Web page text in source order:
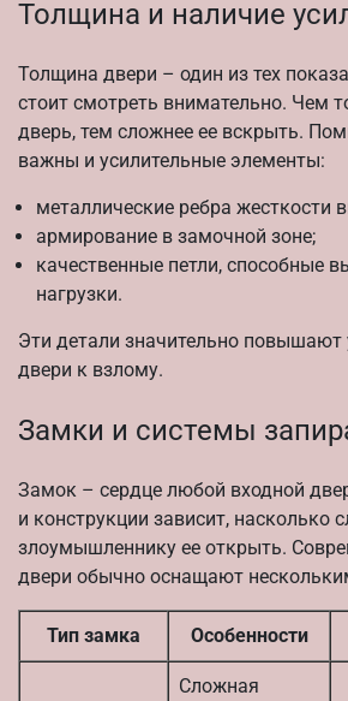
Толщина и наличие
Толщина двери – один из тех
стоит смотреть внимательно. Чем
дверь, тем сложнее ее вскрыть.
важны и усилительные элементы:
металлические ребра жесткости
армирование в замочной зоне;
качественные петли, способные
нагрузки.
Эти детали значительно повышают
двери к взлому.
Замки и системы
Замок – сердце любой входной
и конструкции зависит, насколько
злоумышленнику ее открыть.
двери обычно оснащают
Тип замка Особенности
Сложная